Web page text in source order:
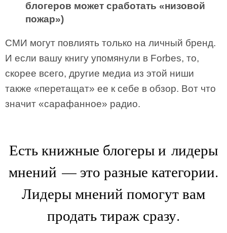
блогеров может сработать «низовой
пожар»)
СМИ могут повлиять только на личный бренд.
И если вашу книгу упомянули в Forbes, то,
скорее всего, другие медиа из этой ниши
также «перетащат» ее к себе в обзор. Вот что
значит «сарафанное» радио.
Есть книжные блогеры и лидеры
мнений — это разные категории.
Лидеры мнений помогут вам
продать тираж сразу.